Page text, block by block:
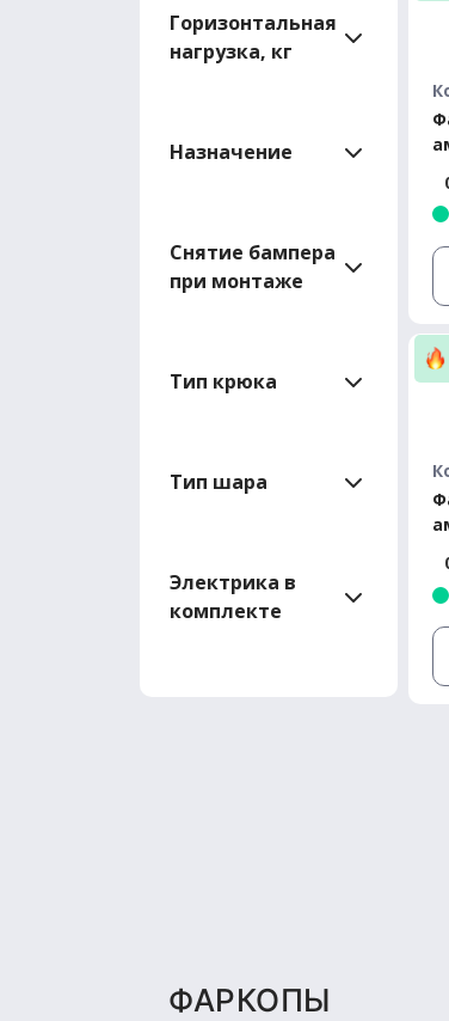
Горизонтальная
нагрузка, кг
Назначение
Снятие бампера
при монтаже
Тип крюка
Тип шара
Электрика в
комплекте
ФАРКОПЫ